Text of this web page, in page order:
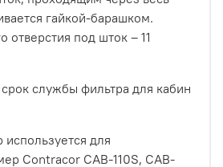
гайкой-барашком.
отверстия под шток – 11
службы фильтра для кабин
для
Contracor CAB-110S, CAB-